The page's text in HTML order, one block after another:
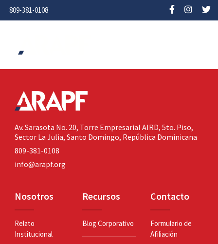
809-381-0108
Av. Sarasota No. 20, Torre Empresarial AIRD, 5to. Piso,
Sector La Julia, Santo Domingo, República Dominicana
809-381-0108
info@arapf.org
Nosotros
Relato
Institucional
Recursos
Blog Corporativo
Contacto
Formulario de
Afiliación